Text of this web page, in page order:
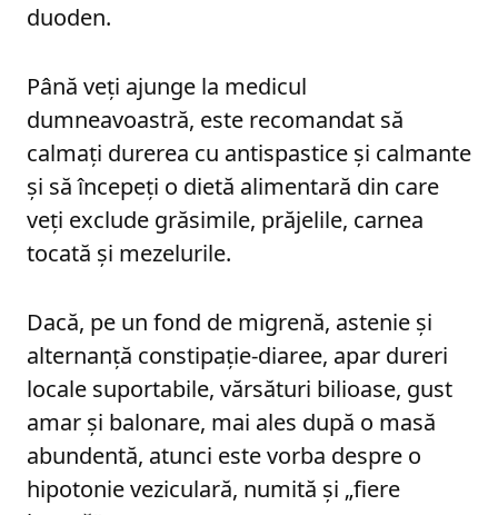
duoden.
Până veți ajunge la medicul
dumneavoastră, este recomandat să
calmați durerea cu antispastice și calmante
și să începeți o dietă alimentară din care
veți exclude grăsimile, prăjelile, carnea
tocată și mezelurile.
Dacă, pe un fond de migrenă, astenie și
alternanță constipație-diaree, apar dureri
locale suportabile, vărsături bilioase, gust
amar și balonare, mai ales după o masă
abundentă, atunci este vorba despre o
hipotonie veziculară, numită și „fiere